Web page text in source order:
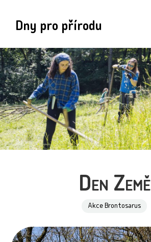
Dny pro přírodu
Den Země
Akce Brontosarus